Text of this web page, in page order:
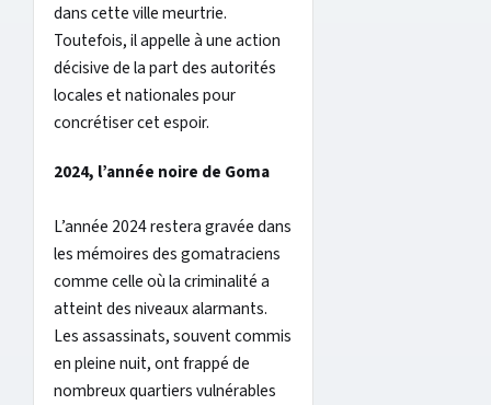
dans cette ville meurtrie.
Toutefois, il appelle à une action
décisive de la part des autorités
locales et nationales pour
concrétiser cet espoir.
2024, l’année noire de Goma
L’année 2024 restera gravée dans
les mémoires des gomatraciens
comme celle où la criminalité a
atteint des niveaux alarmants.
Les assassinats, souvent commis
en pleine nuit, ont frappé de
nombreux quartiers vulnérables